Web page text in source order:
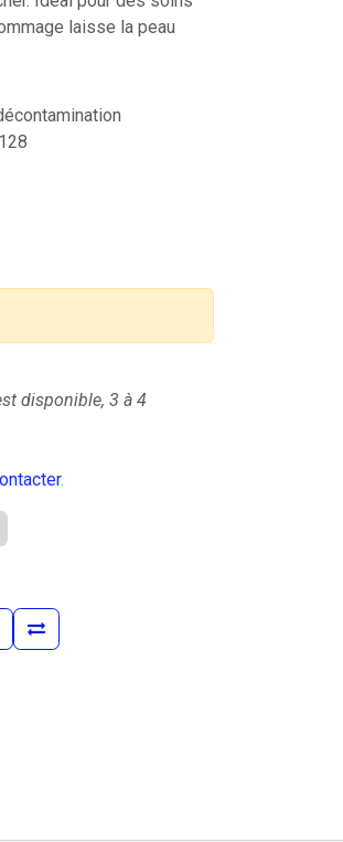
laisse la peau
disponible, 3 à 4
.